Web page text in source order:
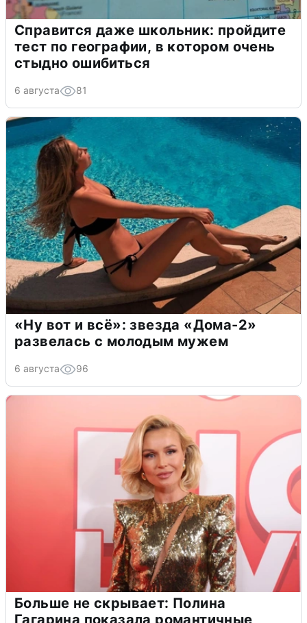
Справится даже школьник: пройдите
тест по географии, в котором очень
стыдно ошибиться
6 августа 81
«Ну вот и всё»: звезда «Дома-2»
развелась с молодым мужем
6 августа 96
Больше не скрывает: Полина